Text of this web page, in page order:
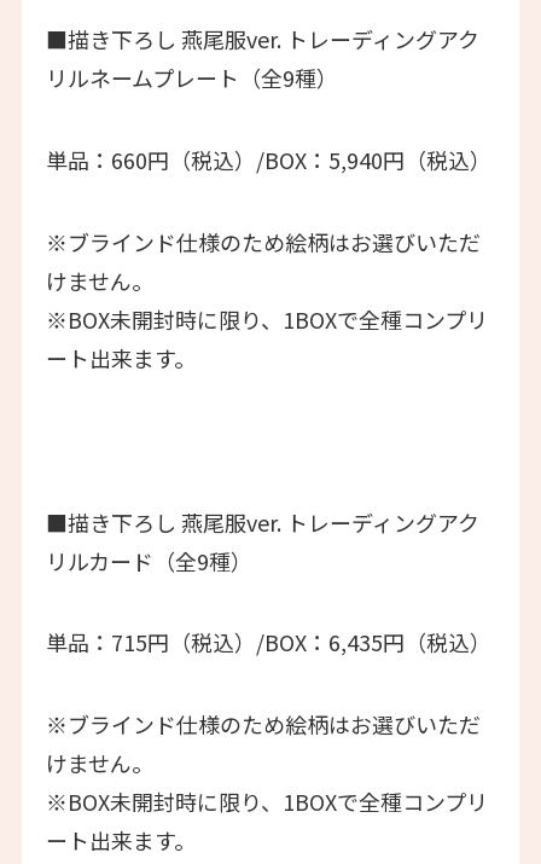
■描き下ろし 燕尾服ver. トレーディングアク
リルネームプレート（全9種）
単品：660円（税込）/BOX：5,940円（税込）
※ブラインド仕様のため絵柄はお選びいただ
けません。
※BOX未開封時に限り、1BOXで全種コンプリ
ート出来ます。
■描き下ろし 燕尾服ver. トレーディングアク
リルカード（全9種）
単品：715円（税込）/BOX：6,435円（税込）
※ブラインド仕様のため絵柄はお選びいただ
けません。
※BOX未開封時に限り、1BOXで全種コンプリ
ート出来ます。